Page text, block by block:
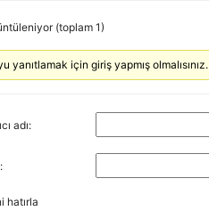
(toplam 1)
yanıtlamak için giriş yapmış olmalısınız.
adı:
hatırla